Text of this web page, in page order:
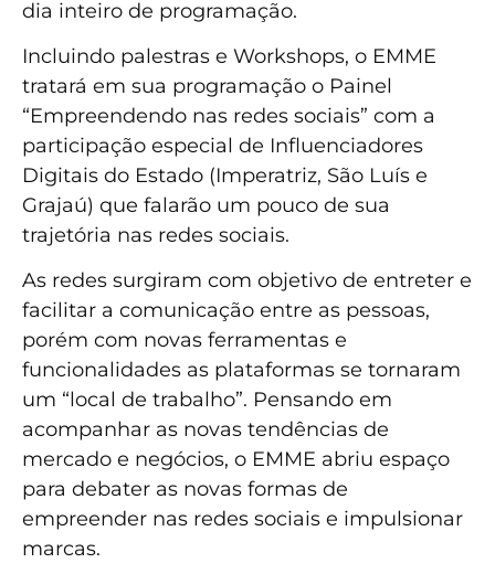
dia inteiro de programação.
Incluindo palestras e Workshops, o EMME
tratará em sua programação o Painel
“Empreendendo nas redes sociais” com a
participação especial de Influenciadores
Digitais do Estado (Imperatriz, São Luís e
Grajaú) que falarão um pouco de sua
trajetória nas redes sociais.
As redes surgiram com objetivo de entreter e
facilitar a comunicação entre as pessoas,
porém com novas ferramentas e
funcionalidades as plataformas se tornaram
um “local de trabalho”. Pensando em
acompanhar as novas tendências de
mercado e negócios, o EMME abriu espaço
para debater as novas formas de
empreender nas redes sociais e impulsionar
marcas.